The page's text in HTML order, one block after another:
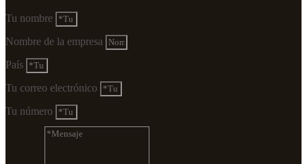
Tu nombre
Nombre de la empresa
País
Tu correo electrónico
Tu número